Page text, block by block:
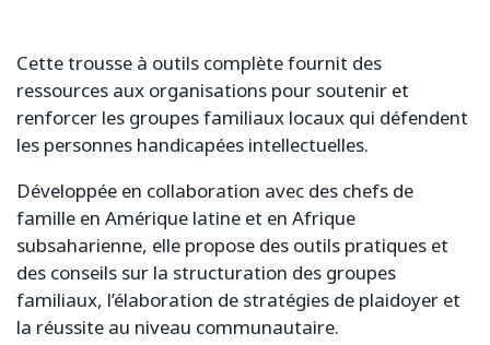
Cette trousse à outils complète fournit des
ressources aux organisations pour soutenir et
renforcer les groupes familiaux locaux qui défendent
les personnes handicapées intellectuelles.
Développée en collaboration avec des chefs de
famille en Amérique latine et en Afrique
subsaharienne, elle propose des outils pratiques et
des conseils sur la structuration des groupes
familiaux, l’élaboration de stratégies de plaidoyer et
la réussite au niveau communautaire.